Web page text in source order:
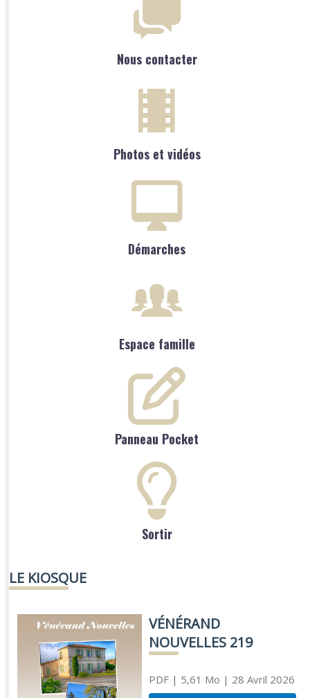
Nous contacter
Photos et vidéos
Démarches
Espace famille
Panneau Pocket
Sortir
LE KIOSQUE
VÉNÉRAND
NOUVELLES 219
PDF| 5,61 Mo | 28 Avril 2026